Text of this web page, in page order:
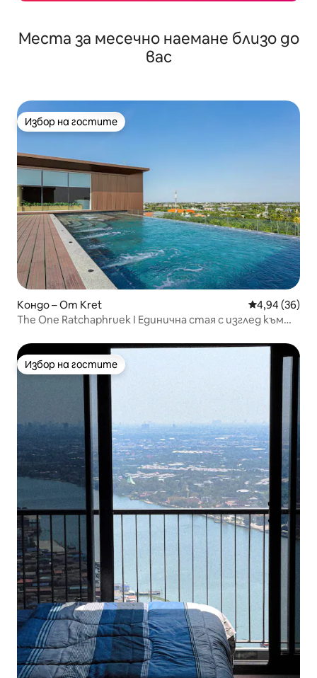
Места за месечно наемане близо до
вас
Избор на гостите
Избор на гостите
Кондо – Om Kret Средна
4,94 (36)
The One Ratchaphruek I Единична стая с изглед към
Избор на гостите
Избор на гостите